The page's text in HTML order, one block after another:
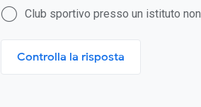
Club sportivo presso un istituto
Controlla la risposta